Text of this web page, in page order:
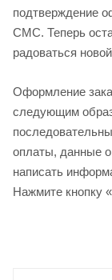
подтверждение
СМС. Теперь
радоваться
Оформление
следующим
оплаты, данные
написать
Нажмите кнопку